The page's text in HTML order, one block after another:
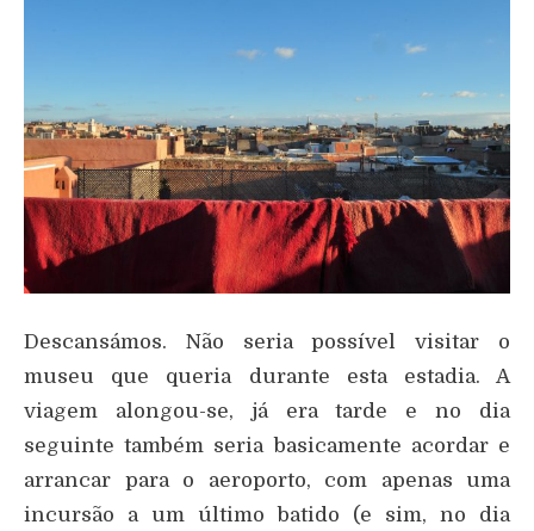
Descansámos. Não seria possível visitar o
museu que queria durante esta estadia. A
viagem alongou-se, já era tarde e no dia
seguinte também seria basicamente acordar e
arrancar para o aeroporto, com apenas uma
incursão a um último batido (e sim, no dia